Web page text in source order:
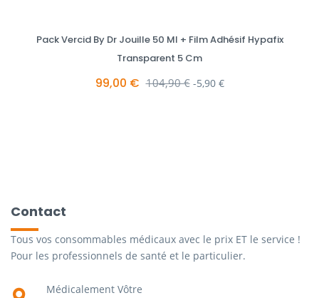
Pack Vercid By Dr Jouille 50 Ml + Film Adhésif Hypafix
Transparent 5 Cm
99,00 € Prix de base
104,90 € -5,90 €
Contact
Tous vos consommables médicaux avec le prix ET le service !
Pour les professionnels de santé et le particulier.
Médicalement Vôtre